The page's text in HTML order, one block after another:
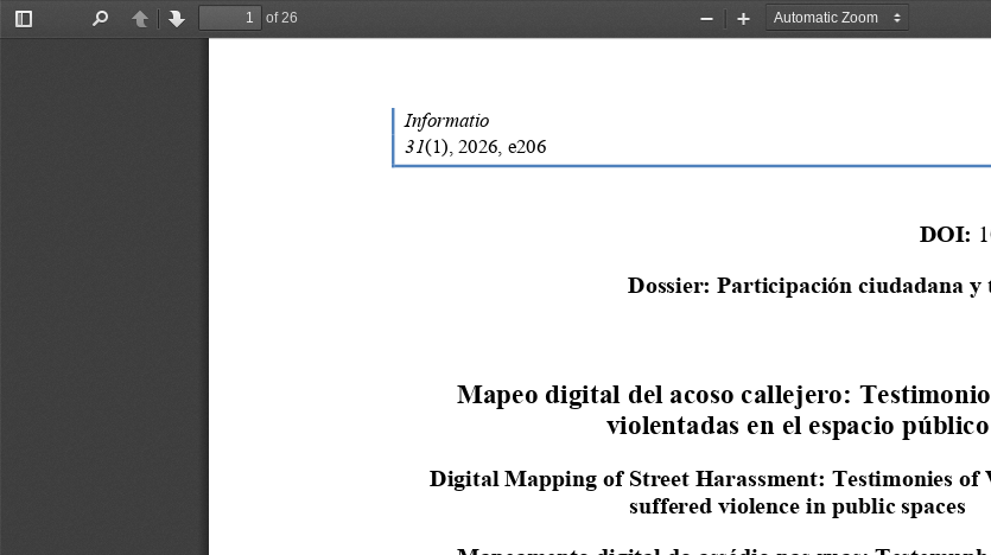
Toggle
PreviousNext
of 26
Zoom
Zoom
Informatio
31(1), 2026 e206
DOI:
Dossier: Participación ciudadana y
Mapeo digital del acoso callejero:
violentadas en el espacio público
Digital Mapping of Street Harassment: Testimonies of
suffered violence in public spaces